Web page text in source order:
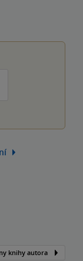
knihy autora